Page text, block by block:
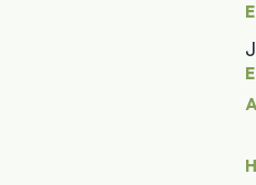
E
E
A
H